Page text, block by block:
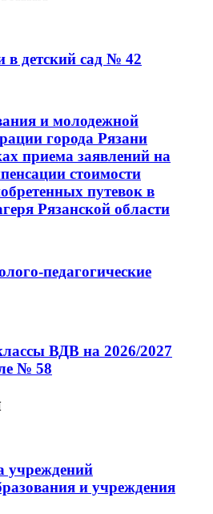
в детский сад № 42
и молодежной
города Рязани
приема заявлений на
стоимости
путевок в
Рязанской области
педагогические
ВДВ на 2026/2027
№ 58
учреждений
и учреждения